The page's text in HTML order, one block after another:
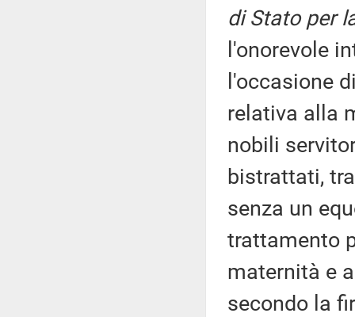
di Stato per
l'onorevole
l'occasione
relativa alla
nobili
bistrattati,
senza un
trattamento
maternità e
secondo la